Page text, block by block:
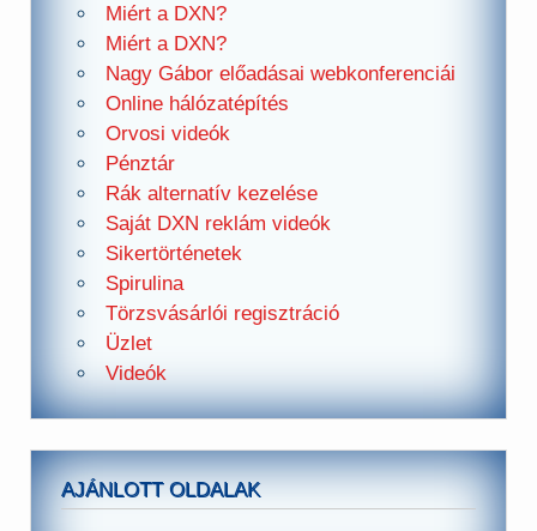
Miért a DXN?
Miért a DXN?
Nagy Gábor előadásai webkonferenciái
Online hálózatépítés
Orvosi videók
Pénztár
Rák alternatív kezelése
Saját DXN reklám videók
Sikertörténetek
Spirulina
Törzsvásárlói regisztráció
Üzlet
Videók
AJÁNLOTT OLDALAK